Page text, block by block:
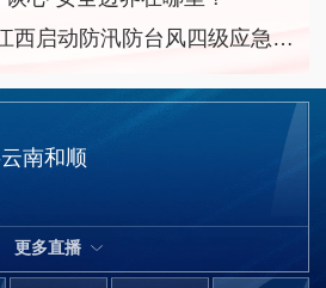
国家防总针对上海江西启动防汛防台风四级应急响应
南和顺
更多直播